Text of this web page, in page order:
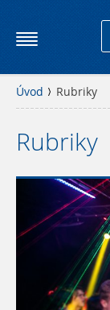
Úvod Rubriky
Rubriky